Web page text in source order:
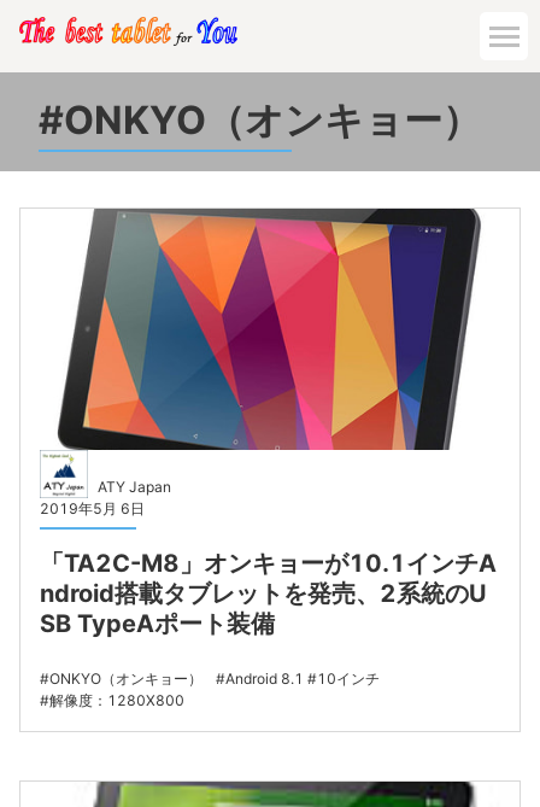
ONKYO（オンキョー）
ATY Japan
2019年5月 6日
「TA2C-M8」オンキョーが10.1インチA
ndroid搭載タブレットを発売、2系統のU
SB TypeAポート装備
ONKYO（オンキョー） Android 8.1
10インチ
解像度：1280X800